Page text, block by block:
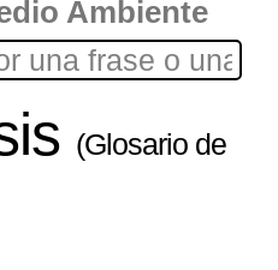
Ambiente
(Glosario de